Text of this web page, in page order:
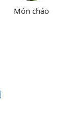
Món cháo